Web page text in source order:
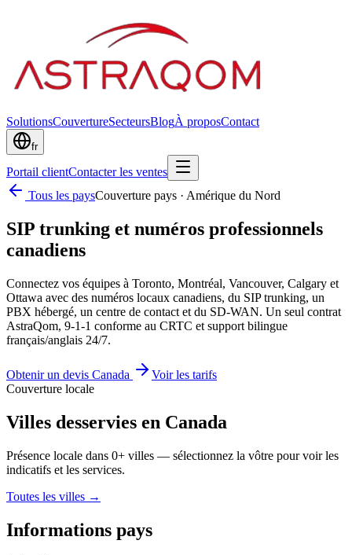
SolutionsCouvertureSecteursBlogÀ proposContact
fr
Portail clientContacter les ventes
Tous les paysCouverture pays · Amérique du Nord
SIP trunking et numéros professionnels
canadiens
Connectez vos équipes à Toronto, Montréal, Vancouver, Calgary et
Ottawa avec des numéros locaux canadiens, du SIP trunking, un
PBX hébergé, un centre de contact et du SD-WAN. Un seul contrat
AstraQom, 9-1-1 conforme au CRTC et support bilingue
français/anglais 24/7.
Obtenir un devis Canada
Voir les tarifs
Couverture locale
Villes desservies en Canada
Présence locale dans 0+ villes — sélectionnez la vôtre pour voir les
indicatifs et les services.
Toutes les villes →
Informations pays